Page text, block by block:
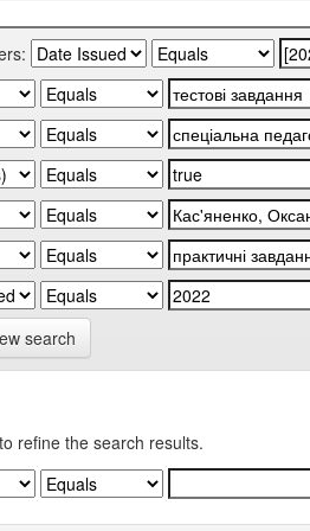
search
refine the search results.